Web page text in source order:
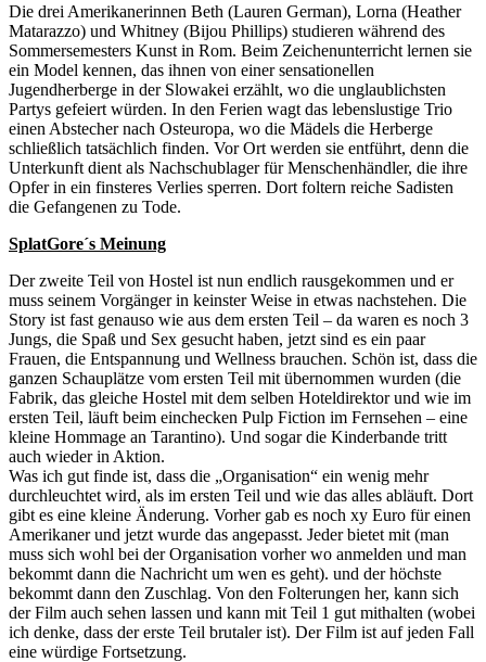
Die drei Amerikanerinnen Beth (Lauren German), Lorna (Heather
Matarazzo) und Whitney (Bijou Phillips) studieren während des
Sommersemesters Kunst in Rom. Beim Zeichenunterricht lernen sie
ein Model kennen, das ihnen von einer sensationellen
Jugendherberge in der Slowakei erzählt, wo die unglaublichsten
Partys gefeiert würden. In den Ferien wagt das lebenslustige Trio
einen Abstecher nach Osteuropa, wo die Mädels die Herberge
schließlich tatsächlich finden. Vor Ort werden sie entführt, denn die
Unterkunft dient als Nachschublager für Menschenhändler, die ihre
Opfer in ein finsteres Verlies sperren. Dort foltern reiche Sadisten
die Gefangenen zu Tode.
SplatGore´s Meinung
Der zweite Teil von Hostel ist nun endlich rausgekommen und er
muss seinem Vorgänger in keinster Weise in etwas nachstehen. Die
Story ist fast genauso wie aus dem ersten Teil – da waren es noch 3
Jungs, die Spaß und Sex gesucht haben, jetzt sind es ein paar
Frauen, die Entspannung und Wellness brauchen. Schön ist, dass die
ganzen Schauplätze vom ersten Teil mit übernommen wurden (die
Fabrik, das gleiche Hostel mit dem selben Hoteldirektor und wie im
ersten Teil, läuft beim einchecken Pulp Fiction im Fernsehen – eine
kleine Hommage an Tarantino). Und sogar die Kinderbande tritt
auch wieder in Aktion.
Was ich gut finde ist, dass die „Organisation“ ein wenig mehr
durchleuchtet wird, als im ersten Teil und wie das alles abläuft. Dort
gibt es eine kleine Änderung. Vorher gab es noch xy Euro für einen
Amerikaner und jetzt wurde das angepasst. Jeder bietet mit (man
muss sich wohl bei der Organisation vorher wo anmelden und man
bekommt dann die Nachricht um wen es geht). und der höchste
bekommt dann den Zuschlag. Von den Folterungen her, kann sich
der Film auch sehen lassen und kann mit Teil 1 gut mithalten (wobei
ich denke, dass der erste Teil brutaler ist). Der Film ist auf jeden Fall
eine würdige Fortsetzung.